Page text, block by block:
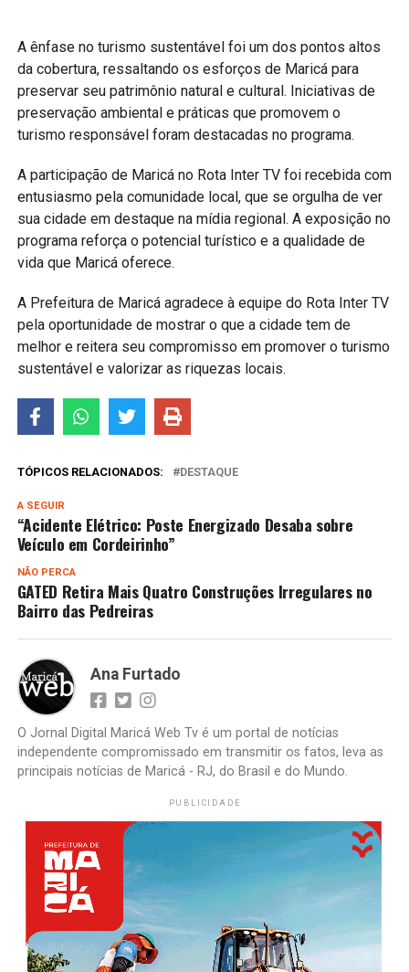
A ênfase no turismo sustentável foi um dos pontos altos
da cobertura, ressaltando os esforços de Maricá para
preservar seu patrimônio natural e cultural. Iniciativas de
preservação ambiental e práticas que promovem o
turismo responsável foram destacadas no programa.
A participação de Maricá no Rota Inter TV foi recebida com
entusiasmo pela comunidade local, que se orgulha de ver
sua cidade em destaque na mídia regional. A exposição no
programa reforça o potencial turístico e a qualidade de
vida que Maricá oferece.
A Prefeitura de Maricá agradece à equipe do Rota Inter TV
pela oportunidade de mostrar o que a cidade tem de
melhor e reitera seu compromisso em promover o turismo
sustentável e valorizar as riquezas locais.
TÓPICOS RELACIONADOS: DESTAQUE
A SEGUIR
“Acidente Elétrico: Poste Energizado Desaba sobre
Veículo em Cordeirinho”
NÃO PERCA
GATED Retira Mais Quatro Construções Irregulares no
Bairro das Pedreiras
Ana Furtado
O Jornal Digital Maricá Web Tv é um portal de notícias
independente compromissado em transmitir os fatos, leva as
principais notícias de Maricá - RJ, do Brasil e do Mundo.
PUBLICIDADE